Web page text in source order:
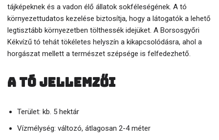
tájképeknek és a vadon élő állatok sokféleségének. A tó
környezettudatos kezelése biztosítja, hogy a látogatók a lehető
legtisztább környezetben tölthessék idejüket. A Borsosgyőri
Kékvízű tó tehát tökéletes helyszín a kikapcsolódásra, ahol a
horgászat mellett a természet szépsége is felfedezhető.
A tó jellemzői
Terület: kb. 5 hektár
Vízmélység: változó, átlagosan 2-4 méter